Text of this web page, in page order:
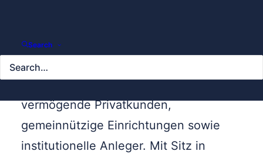
Search
Als bankenunabhängiger
Vermögensverwalter
Vermögensverwaltung AGseit 1997
vermögende Privatkunden,
gemeinnützige Einrichtungen sowie
institutionelle Anleger. Mit Sitz in